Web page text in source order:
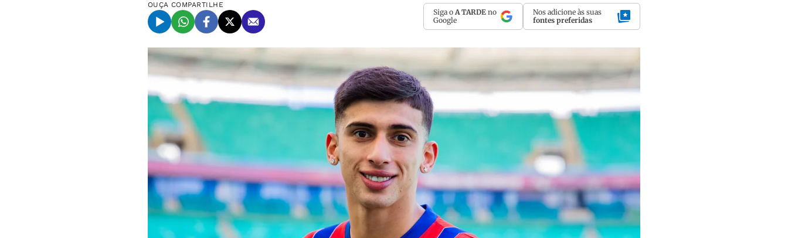
OUÇA COMPARTILHE
Siga o A TARDE no
Google
Nos adicione às suas
fontes preferidas